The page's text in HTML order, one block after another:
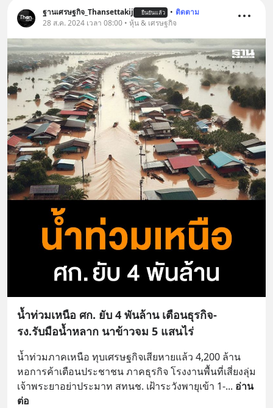
เครียด หลับยาก ผมอยากแนะนำ
ผลิตภัณฑ์เสริมอาหาร Diip CBD ช่วย
บรรเทาความเครียด ลดความวิตกกังวล
เพิ่มการผ่อนคลาย ซึ่งช่วยให้การนอน
หลับมีประสิทธิภาพมากยิ่งขึ้น 📍 สนใจ
สั่งซื้อสินค้า Diip CBD 💬 LINE :
@diipgeek 🔗 หรือกดลิงก์
https://lin.ee/U91Fzyz
ฐานเศรษฐกิจ_Thansettakij ยืนยันแล้ว • ติดตาม
28 ส.ค. 2024 เวลา 08:00 • หุ้น & เศรษฐกิจ
น้ำท่วมเหนือ ศก. ยับ 4 พันล้าน เตือนธุรกิจ-
รง.รับมือน้ำหลาก นาข้าวจม 5 แสนไร่
น้ำท่วมภาคเหนือ ทุบเศรษฐกิจเสียหายแล้ว 4,200 ล้าน
หอการค้าเตือนประชาชน ภาคธุรกิจ โรงงานพื้นที่เสี่ยงลุ่ม
เจ้าพระยาอย่าประมาท สทนช. เฝ้าระวังพายุเข้า 1-... อ่าน
ต่อ